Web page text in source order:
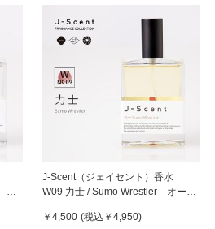
オ
J-Scent（ジェイセント）香水
W09 力士 / Sumo Wrestler オード
ランス
￥4,500 (税込 ￥4,950)